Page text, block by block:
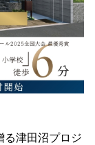
る津田沼プロジ